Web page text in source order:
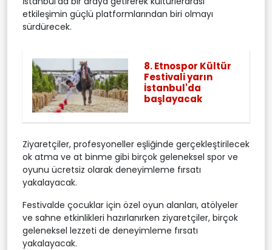
etkileşimin güçlü platformlarından biri olmayı
sürdürecek.
8. Etnospor Kültür
Festivali yarın
İstanbul'da
başlayacak
Ziyaretçiler, profesyoneller eşliğinde gerçekleştirilecek
ok atma ve at binme gibi birçok geleneksel spor ve
oyunu ücretsiz olarak deneyimleme fırsatı
yakalayacak.
Festivalde çocuklar için özel oyun alanları, atölyeler
ve sahne etkinlikleri hazırlanırken ziyaretçiler, birçok
geleneksel lezzeti de deneyimleme fırsatı
yakalayacak.